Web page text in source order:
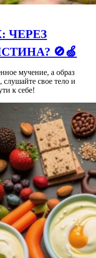
ЧЕРЕЗ
🚫🍏
мучение, а образ
свое тело и
к себе!